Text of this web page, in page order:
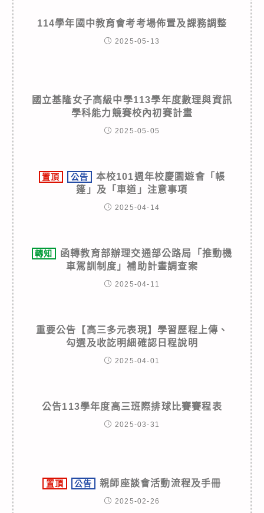
114學年國中教育會考考場佈置及課務調整
2025-05-13
國立基隆女子高級中學113學年度數理與資訊
學科能力競賽校內初賽計畫
2025-05-05
置頂 公告
本校101週年校慶園遊會「帳
篷」及「車道」注意事項
2025-04-14
轉知
函轉教育部辦理交通部公路局「推動機
車駕訓制度」補助計畫調查案
2025-04-11
重要公告【高三多元表現】學習歷程上傳、
勾選及收訖明細確認日程說明
2025-04-01
公告113學年度高三班際排球比賽賽程表
2025-03-31
置頂 公告 親師座談會活動流程及手冊
2025-02-26